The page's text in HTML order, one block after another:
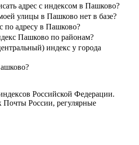
адрес с индексом в Пашково?
улицы в Пашково нет в базе?
по адресу в Пашково?
Пашково по районам?
индекс у города
Российской Федерации.
России, регулярные